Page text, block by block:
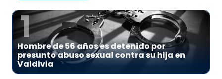
1
Hombre de 56 años es detenido por
presunto abuso sexual contra su hija en
Valdivia